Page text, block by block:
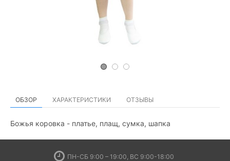
ОБЗОР ХАРАКТЕРИСТИКИ ОТЗЫВЫ
Божья коровка - платье, плащ, сумка, шапка
ПН-СБ 9:00 – 19:00, ВС 9:00-18:00